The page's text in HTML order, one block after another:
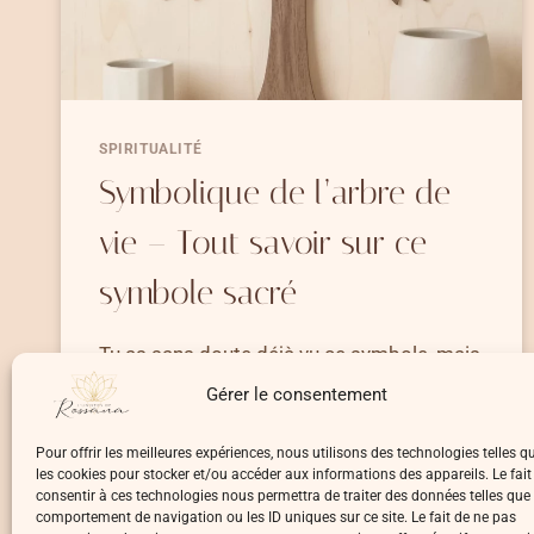
Gérer le consentement
Pour offrir les meilleures expériences, nous utilisons des technologies telles
les cookies pour stocker et/ou accéder aux informations des appareils. Le fait
consentir à ces technologies nous permettra de traiter des données telles que
comportement de navigation ou les ID uniques sur ce site. Le fait de ne pas
SPIRITUALITÉ
Symbolique de l’arbre de
vie – Tout savoir sur ce
symbole sacré
Tu as sans doute déjà vu ce symbole, mais
connais-tu réellement…
DE
L’ARBRE